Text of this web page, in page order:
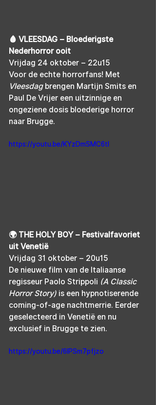
🩸 VLEESDAG – Bloederigste
Nederhorror ooit
Vrijdag 24 oktober – 22u15
Voor de echte horrorfans! Met
Vleesdag brengen Martijn Smits en
Paul De Vrijer een uitzinnige en
ongeziene dosis bloederige horror
naar Brugge.
https://youtu.be/KYzDmSMC6tI
🌍 THE HOLY BOY – Festivalfavoriet
uit Venetië
Vrijdag 31 oktober – 20u15
De nieuwe film van de Italiaanse
regisseur Paolo Strippoli (A Classic
Horror Story) is een hypnotiserende
coming-of-age nachtmerrie. Eerder
geselecteerd in Venetië en nu
exclusief in Brugge te zien.
https://youtu.be/6IPSm7pfjzo